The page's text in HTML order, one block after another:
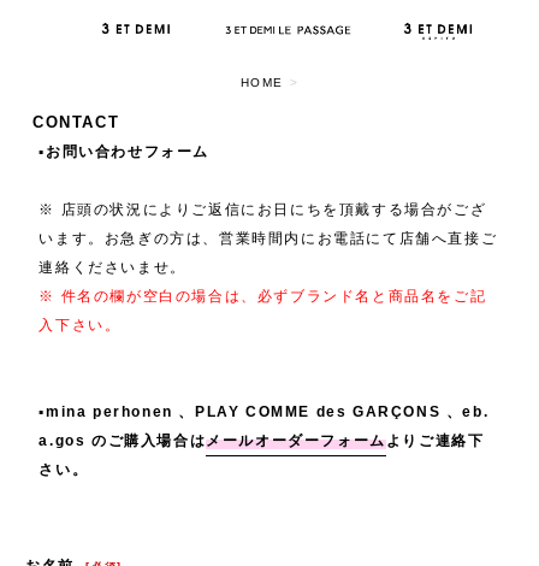
HOME >
CONTACT
▪️お問い合わせフォーム
※ 店頭の状況によりご返信にお日にちを頂戴する場合がござ
います。お急ぎの方は、営業時間内にお電話にて店舗へ直接ご
連絡くださいませ。
※ 件名の欄が空白の場合は、必ずブランド名と商品名をご記
入下さい。
▪️mina perhonen 、PLAY COMME des GARÇONS 、eb.
a.gos のご購入場合はメールオーダーフォームよりご連絡下
さい。